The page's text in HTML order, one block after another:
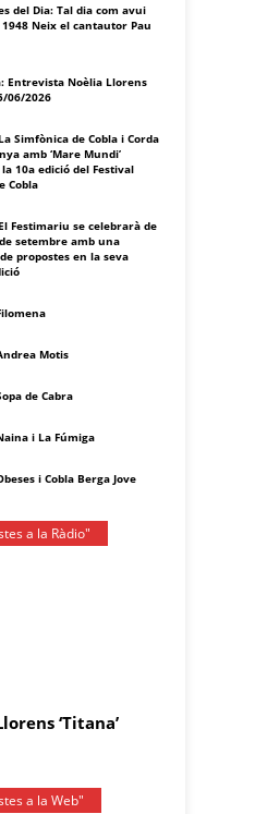
del Dia: Tal dia com avui
Neix el cantautor Pau
Entrevista Noèlia Llorens
06/2026
Simfònica de Cobla i Corda
amb ‘Mare Mundi’
10a edició del Festival
Cobla
Festimariu se celebrarà de
setembre amb una
propostes en la seva
Motis
de Cabra
i La Fúmiga
i Cobla Berga Jove
a la Ràdio"
‘Titana’
a la Web"